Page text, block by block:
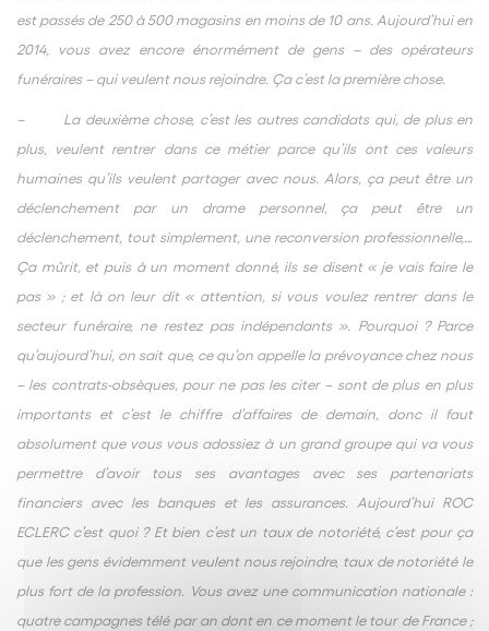
est passés de 250 à 500 magasins en moins de 10 ans. Aujourd’hui en
2014, vous avez encore énormément de gens – des opérateurs
funéraires – qui veulent nous rejoindre. Ça c’est la première chose.
– La deuxième chose, c’est les autres candidats qui, de plus en
plus, veulent rentrer dans ce métier parce qu’ils ont ces valeurs
humaines qu’ils veulent partager avec nous. Alors, ça peut être un
déclenchement par un drame personnel, ça peut être un
déclenchement, tout simplement, une reconversion professionnelle,…
Ça mûrit, et puis à un moment donné, ils se disent « je vais faire le
pas » ; et là on leur dit « attention, si vous voulez rentrer dans le
secteur funéraire, ne restez pas indépendants ». Pourquoi ? Parce
qu’aujourd’hui, on sait que, ce qu’on appelle la prévoyance chez nous
– les contrats-obsèques, pour ne pas les citer – sont de plus en plus
importants et c’est le chiffre d’affaires de demain, donc il faut
absolument que vous vous adossiez à un grand groupe qui va vous
permettre d’avoir tous ses avantages avec ses partenariats
financiers avec les banques et les assurances. Aujourd’hui ROC
ECLERC c’est quoi ? Et bien c’est un taux de notoriété, c’est pour ça
que les gens évidemment veulent nous rejoindre, taux de notoriété le
plus fort de la profession. Vous avez une communication nationale :
quatre campagnes télé par an dont en ce moment le tour de France ;